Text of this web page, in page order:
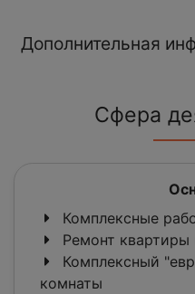
Дополнительная
Сфера
Комплексные
Ремонт
Комплексный
комнаты